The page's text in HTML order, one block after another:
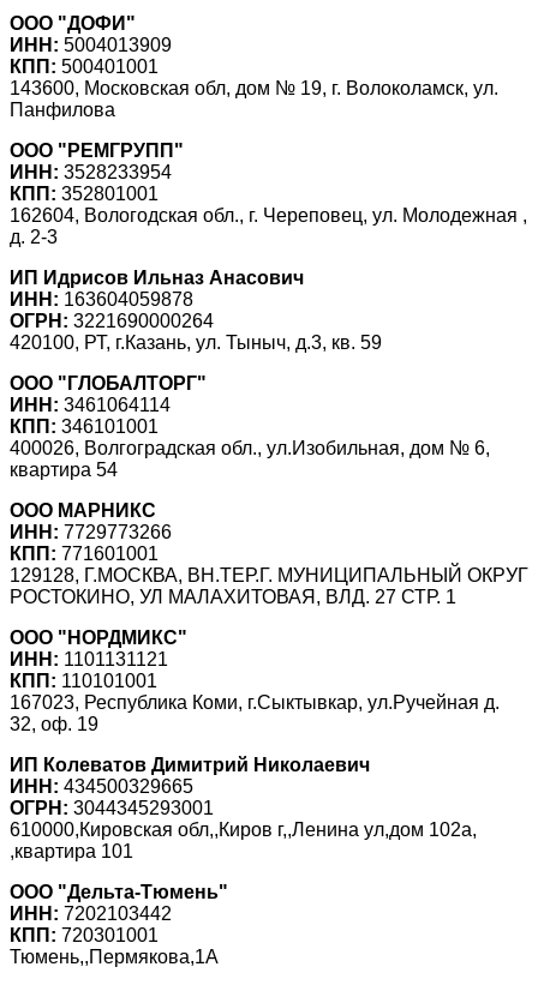
ООО "ДОФИ"
ИНН: 5004013909
КПП: 500401001
143600, Московская обл, дом № 19, г. Волоколамск, ул.
Панфилова
ООО "РЕМГРУПП"
ИНН: 3528233954
КПП: 352801001
162604, Вологодская обл., г. Череповец, ул. Молодежная ,
д. 2-3
ИП Идрисов Ильназ Анасович
ИНН: 163604059878
ОГРН: 3221690000264
420100, РТ, г.Казань, ул. Тыныч, д.3, кв. 59
ООО "ГЛОБАЛТОРГ"
ИНН: 3461064114
КПП: 346101001
400026, Волгоградская обл., ул.Изобильная, дом № 6,
квартира 54
ООО МАРНИКС
ИНН: 7729773266
КПП: 771601001
129128, Г.МОСКВА, ВН.ТЕР.Г. МУНИЦИПАЛЬНЫЙ ОКРУГ
РОСТОКИНО, УЛ МАЛАХИТОВАЯ, ВЛД. 27 СТР. 1
ООО "НОРДМИКС"
ИНН: 1101131121
КПП: 110101001
167023, Республика Коми, г.Сыктывкар, ул.Ручейная д.
32, оф. 19
ИП Колеватов Димитрий Николаевич
ИНН: 434500329665
ОГРН: 3044345293001
610000,Кировская обл,,Киров г,,Ленина ул,дом 102а,
,квартира 101
ООО "Дельта-Тюмень"
ИНН: 7202103442
КПП: 720301001
Тюмень,,Пермякова,1А